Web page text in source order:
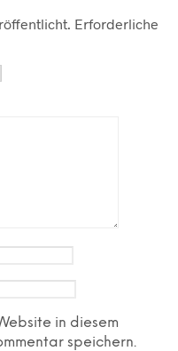
Erforderliche
in diesem
speichern.